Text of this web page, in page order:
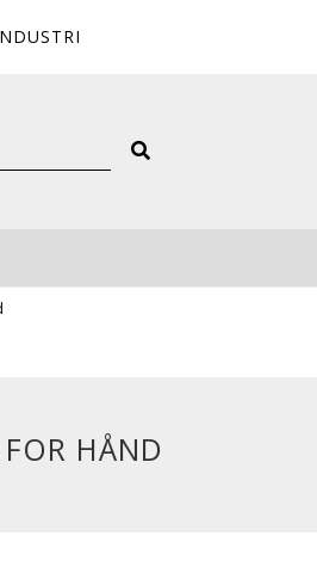
HÅND